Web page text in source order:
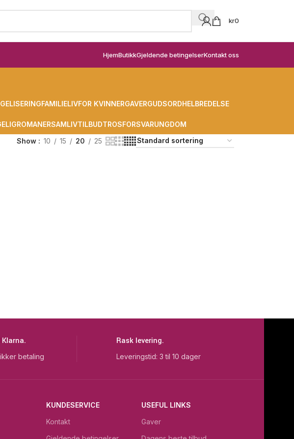
kr0
HjemButikkGjeldende betingelserKontakt oss
FAMILIELIVFOR KVINNERGAVERGUDSORDHELBREDELSE
ROMANERSAMLIVTILBUDTROSFORSVARUNGDOM
Show 10 15 20 25
betaling
Rask levering.
Leveringstid: 3 til 10 dager
KUNDESERVICE
Kontakt
USEFUL LINKS
Gaver